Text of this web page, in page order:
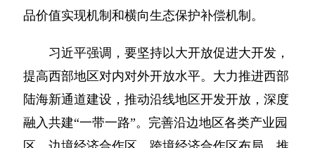
品价值实现机制和横向生态保护补偿机制。
习近平强调，要坚持以大开放促进大开发，
提高西部地区对内对外开放水平。大力推进西部
陆海新通道建设，推动沿线地区开发开放，深度
融入共建“一带一路”。完善沿边地区各类产业园